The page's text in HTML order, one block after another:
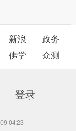
新浪
政务
佛学 众测
登录
04:23